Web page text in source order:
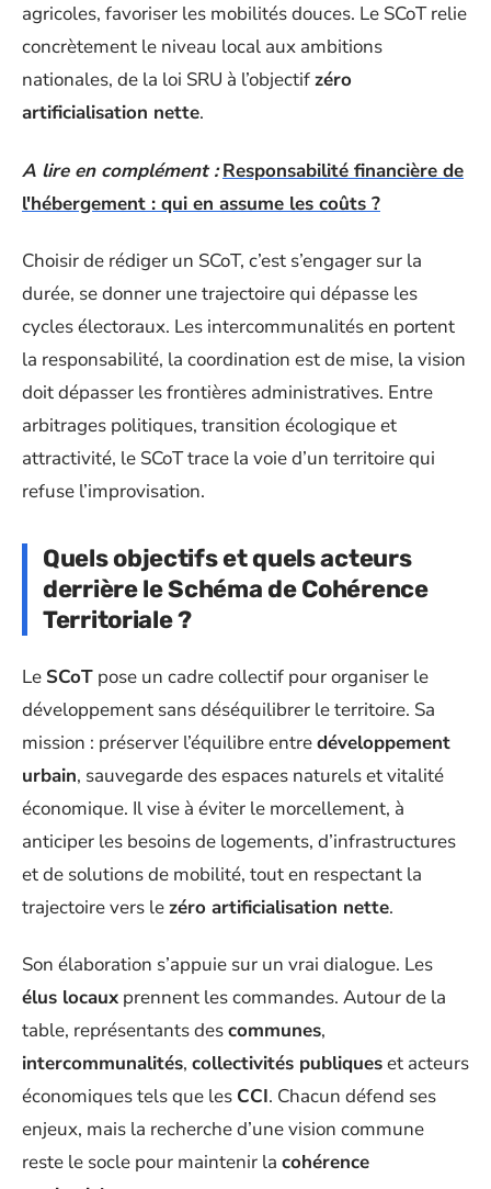
agricoles, favoriser les mobilités douces. Le SCoT relie
concrètement le niveau local aux ambitions
nationales, de la loi SRU à l’objectifzéro
artificialisation nette.
A lire en complément : Responsabilité financière de
l'hébergement : qui en assume les coûts ?
Choisir de rédiger un SCoT, c’est s’engager sur la
durée, se donner une trajectoire qui dépasse les
cycles électoraux. Les intercommunalités en portent
la responsabilité, la coordination est de mise, la vision
doit dépasser les frontières administratives. Entre
arbitrages politiques, transition écologique et
attractivité, le SCoT trace la voie d’un territoire qui
refuse l’improvisation.
Quels objectifs et quels acteurs
derrière le Schéma de Cohérence
Territoriale ?
Le SCoT pose un cadre collectif pour organiser le
développement sans déséquilibrer le territoire. Sa
mission : préserver l’équilibre entredéveloppement
urbain, sauvegarde des espaces naturels et vitalité
économique. Il vise à éviter le morcellement, à
anticiper les besoins de logements, d’infrastructures
et de solutions de mobilité, tout en respectant la
trajectoire vers lezéro artificialisation nette.
Son élaboration s’appuie sur un vrai dialogue. Les
élus locaux prennent les commandes. Autour de la
table, représentants descommunes,
intercommunalités, collectivités publiqueset acteurs
économiques tels que les CCI. Chacun défend ses
enjeux, mais la recherche d’une vision commune
reste le socle pour maintenir la cohérence